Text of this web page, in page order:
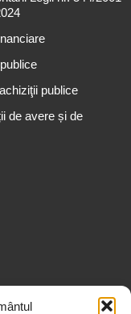
publice
de avere și de